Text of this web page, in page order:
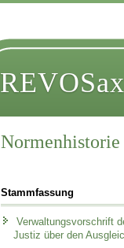
REVOSax
Normenhistorie
Stammfassung
Verwaltungsvorschrift
Justiz über den